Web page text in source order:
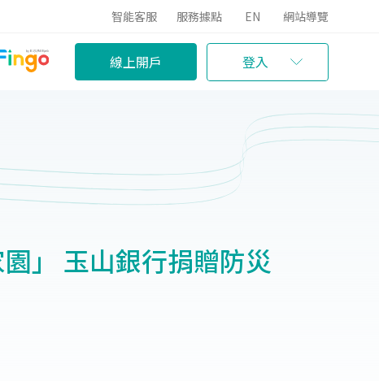
智能客服 服務據點 EN 網站導覽
線上開戶 登入
園」 玉山銀行捐贈防災